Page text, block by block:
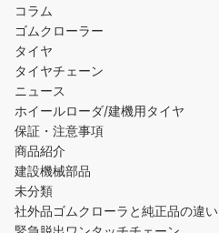
コラム
ゴムクローラー
タイヤ
タイヤチェーン
ニュース
ホイールローダ/建機用タイヤ
保証・注意事項
商品紹介
建設機械部品
未分類
社外品ゴムクローラと純正品の違い